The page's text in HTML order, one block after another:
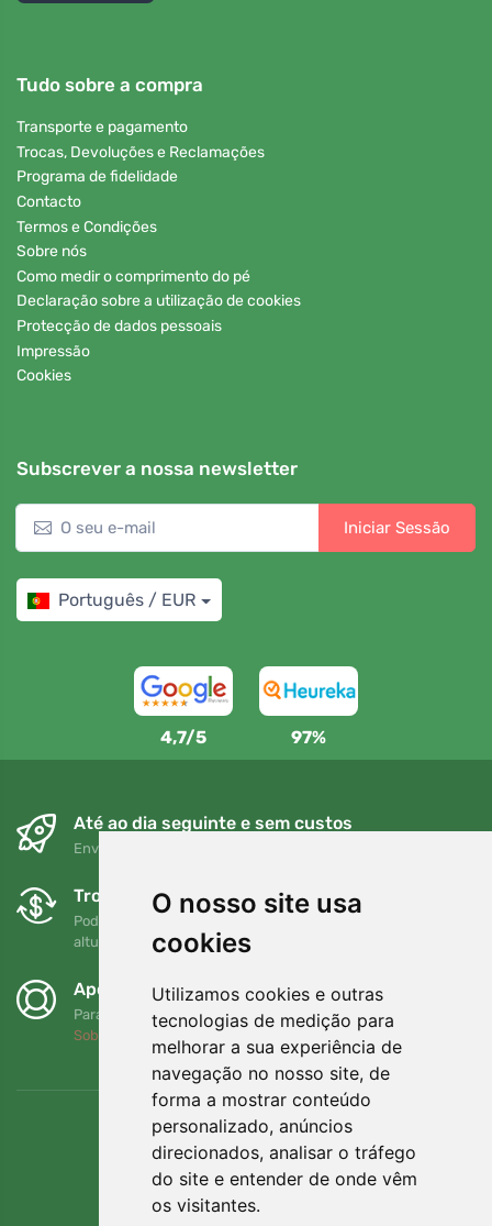
O nosso site usa
cookies
Utilizamos cookies e outras
tecnologias de medição para
melhorar a sua experiência de
navegação no nosso site, de
forma a mostrar conteúdo
personalizado, anúncios
direcionados, analisar o tráfego
do site e entender de onde vêm
os visitantes.
Tudo sobre a compra
Transporte e pagamento
Trocas, Devoluções e Reclamações
Programa de fidelidade
Contacto
Termos e Condições
Sobre nós
Como medir o comprimento do pé
Declaração sobre a utilização de cookies
Protecção de dados pessoais
Impressão
Cookies
Subscrever a nossa newsletter
Iniciar Sessão
Português / EUR
4,7/5 97%
Até ao dia seguinte e sem custos
Envio gratuito para encomendas superiores a 80 EUR
Trocas e devoluções gratuitas
Pode devolver ou trocar a sua encomenda em qualquer
altura no prazo de 90 dias
Apoiamos a Trees.org
Para cada encomenda plantamos uma árvore! Leia mais
Sobre nós